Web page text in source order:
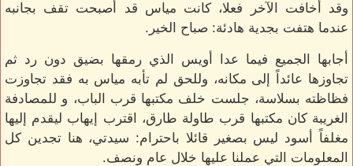
وقد أخافت الآخر فعلا، كانت مياس قد أصبحت تقف بجانبه
عندما هتفت بجدية هادئة: صباح الخير.
أجابها الجميع فيما عدا أويس الذي رمقها بضيق دون رد ثم
تجاوزها عائداً إلى مكانه، وللحق لم تأبه مياس به فقد تجاوزت
فظاظته بسلاسة، جلست خلف مكتبها قرب الباب، و للمصادفة
الغريبة كان مكتبها قرب طاولة طارق، اقترب إيهاب ليقدم إليها
مغلفاً أسود ليس بصغير قائلا باحترام: سيدتي، هنا تجدين كل
المعلومات التي عملنا عليها خلال عام ونصف.